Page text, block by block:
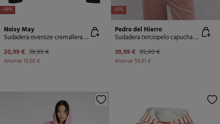
-48%
Noisy May
Sudadera oversize cremallera capucha
20,99 € 39,99 €
Ahorras 19,00 €
-60%
Pedro del Hierro
Sudadera terciopelo capucha activewear
39,99 € 99,90 €
Ahorras 59,91 €